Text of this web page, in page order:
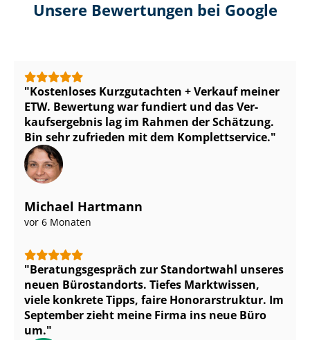
Unsere Bewertungen bei Google
Kostenloses Kurzgutachten + Verkauf meiner
ETW. Bewertung war fundiert und das Ver­
kaufs­er­geb­nis lag im Rahmen der Schätzung.
Bin sehr zufrieden mit dem Komplettservice.
Michael Hartmann
vor 6 Monaten
Be­ra­tungs­ge­spräch zur Standortwahl unseres
neuen Bürostandorts. Tiefes Marktwissen,
viele konkrete Tipps, faire Honorarstruktur. Im
September zieht meine Firma ins neue Büro
um.